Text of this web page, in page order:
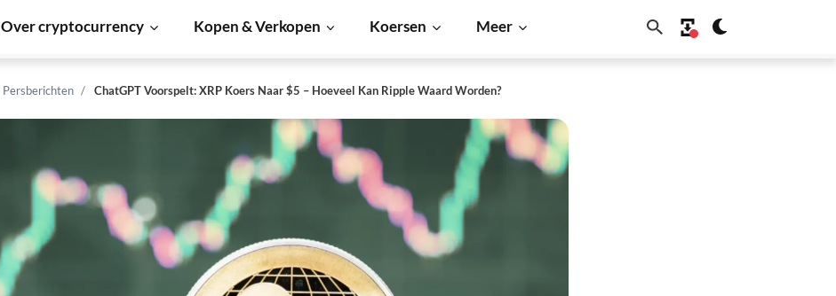
Over cryptocurrency Kopen & Verkopen Koersen Meer
Persberichten ChatGPT Voorspelt: XRP Koers Naar $5 – Hoeveel Kan Ripple Waard Worden?